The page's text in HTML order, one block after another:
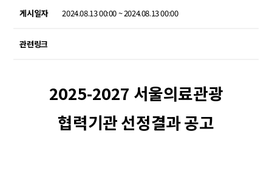
게시일자 2024.08.13 00:00 ~ 2024.08.13 00:00
관련링크
2025-2027 서울의료관광
협력기관 선정결과 공고